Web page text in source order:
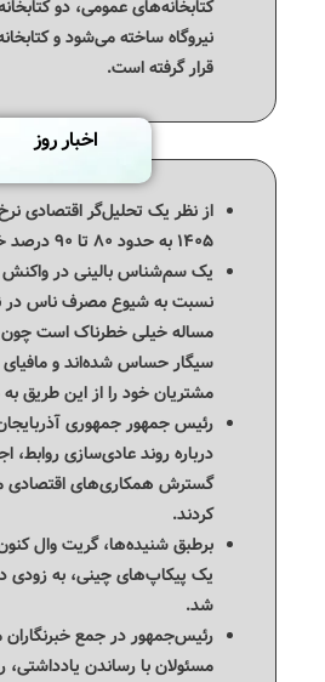
کتابخانه‌های عمومی، دو
نیروگاه ساخته می‌شود و
قرار گرفته است.
اخبار روز
از نظر یک تحلیل‌گر اقتصادی نرخ
۱۴۰۵ به حدود ۸۰ تا ۹۰ درصد خواهد رسید.
یک سم‌شناس بالینی در
نسبت به شیوع مصرف ناس در
مساله خیلی خطرناک است چون
سیگار حساس شده‌اند و
مشتریان خود را از این طریق به
رئیس‌ جمهور جمهوری
درباره روند عادی‌سازی روابط،
گسترش همکاری‌های اقتصادی
کردند.
برطبق شنیده‌ها، گریت وال
یک پیکاپ‌های چینی، به زودی
شد.
رئیس‌جمهور در جمع
مسئولان با رساندن یادداشتی،